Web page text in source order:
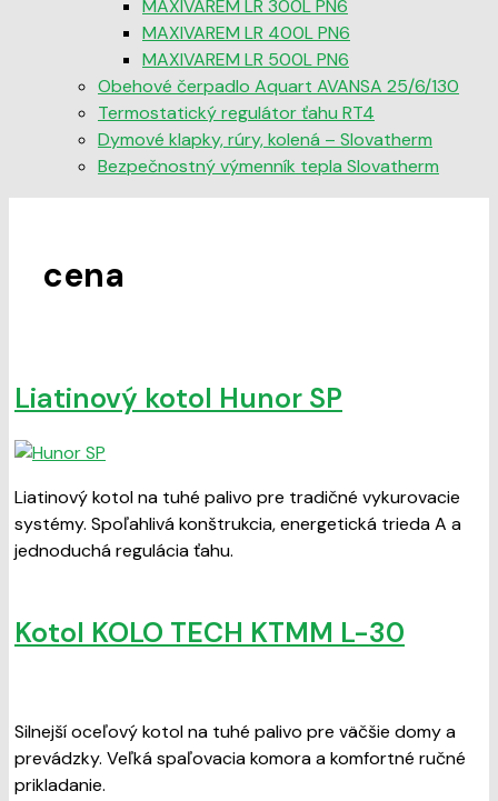
MAXIVAREM LR 300L PN6
MAXIVAREM LR 400L PN6
MAXIVAREM LR 500L PN6
Obehové čerpadlo Aquart AVANSA 25/6/130
Termostatický regulátor ťahu RT4
Dymové klapky, rúry, kolená – Slovatherm
Bezpečnostný výmenník tepla Slovatherm
cena
Liatinový kotol Hunor SP
Liatinový kotol na tuhé palivo pre tradičné vykurovacie
systémy. Spoľahlivá konštrukcia, energetická trieda A a
jednoduchá regulácia ťahu.
Kotol KOLO TECH KTMM L-30
Silnejší oceľový kotol na tuhé palivo pre väčšie domy a
prevádzky. Veľká spaľovacia komora a komfortné ručné
prikladanie.